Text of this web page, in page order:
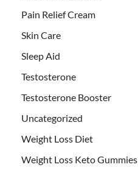
Pain Relief Cream
Skin Care
Sleep Aid
Testosterone
Testosterone Booster
Uncategorized
Weight Loss Diet
Weight Loss Keto Gummies